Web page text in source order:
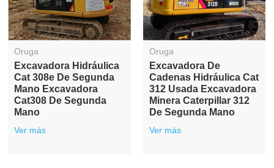
Oruga
Excavadora Hidráulica
Cat 308e De Segunda
Mano Excavadora
Cat308 De Segunda
Mano
Ver más
Oruga
Excavadora De
Cadenas Hidráulica Cat
312 Usada Excavadora
Minera Caterpillar 312
De Segunda Mano
Ver más